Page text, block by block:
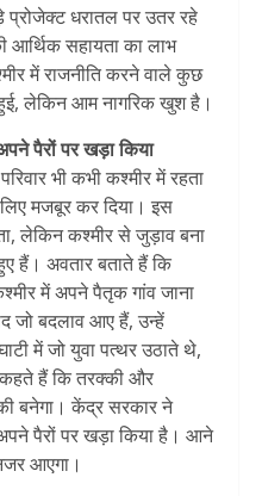
धरातल पर उतर रहे
आर्थिक सहायता का लाभ
में राजनीति करने वाले कुछ
लेकिन आम नागरिक खुश है।
पैरों पर खड़ा किया
भी कभी कश्मीर में रहता
मजबूर कर दिया। इस
लेकिन कश्मीर से जुड़ाव बना
हैं। अवतार बताते हैं कि
में अपने पैतृक गांव जाना
जो बदलाव आए हैं, उन्हें
में जो युवा पत्थर उठाते थे,
कहते हैं कि तरक्की और
बनेगा। केंद्र सरकार ने
पैरों पर खड़ा किया है। आने
आएगा।